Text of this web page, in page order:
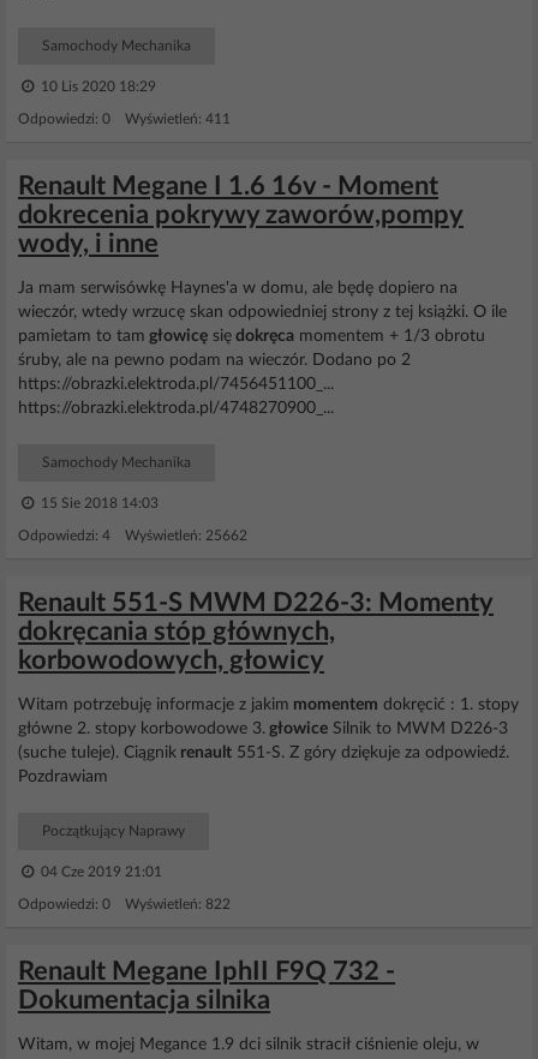
Samochody Mechanika
10 Lis 2020 18:29
Odpowiedzi: 0 Wyświetleń: 411
Renault Megane I 1.6 16v - Moment
dokrecenia pokrywy zaworów,pompy
wody, i inne
Ja mam serwisówkę Haynes'a w domu, ale będę dopiero na
wieczór, wtedy wrzucę skan odpowiedniej strony z tej książki. O ile
pamietam to tam głowicę się dokręca momentem + 1/3 obrotu
śruby, ale na pewno podam na wieczór. Dodano po 2
https://obrazki.elektroda.pl/7456451100_...
https://obrazki.elektroda.pl/4748270900_...
Samochody Mechanika
15 Sie 2018 14:03
Odpowiedzi: 4 Wyświetleń: 25662
Renault 551-S MWM D226-3: Momenty
dokręcania stóp głównych,
korbowodowych, głowicy
Witam potrzebuję informacje z jakim momentem dokręcić : 1. stopy
główne 2. stopy korbowodowe 3. głowice Silnik to MWM D226-3
(suche tuleje). Ciągnik renault 551-S. Z góry dziękuje za odpowiedź.
Pozdrawiam
Początkujący Naprawy
04 Cze 2019 21:01
Odpowiedzi: 0 Wyświetleń: 822
Renault Megane IphII F9Q 732 -
Dokumentacja silnika
Witam, w mojej Megance 1.9 dci silnik stracił ciśnienie oleju, w